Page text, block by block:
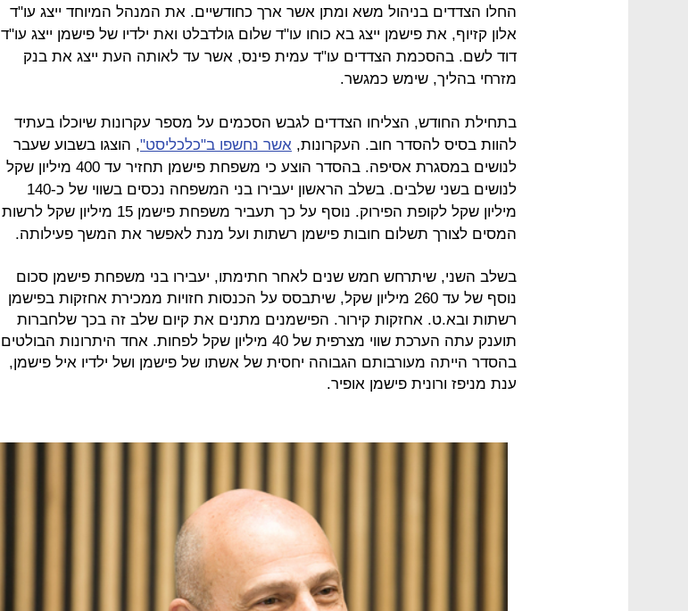
החלו הצדדים בניהול משא ומתן אשר ארך כחודשיים. את המנהל המיוחד ייצג עו"ד
אלון קזיוף, את פישמן ייצג בא כוחו עו"ד שלום גולדבלט ואת ילדיו של פישמן ייצג עו"ד
דוד לשם. בהסכמת הצדדים עו"ד עמית פינס, אשר עד לאותה העת ייצג את בנק
מזרחי בהליך, שימש כמגשר.
בתחילת החודש, הצליחו הצדדים לגבש הסכמים על מספר עקרונות שיוכלו בעתיד
להוות בסיס להסדר חוב. העקרונות, אשר נחשפו ב"כלכליסט", הוצגו בשבוע שעבר
לנושים במסגרת אסיפה. בהסדר הוצע כי משפחת פישמן תחזיר עד 400 מיליון שקל
לנושים בשני שלבים. בשלב הראשון יעבירו בני המשפחה נכסים בשווי של כ-140
מיליון שקל לקופת הפירוק. נוסף על כך תעביר משפחת פישמן 15 מיליון שקל לרשות
המסים לצורך תשלום חובות פישמן רשתות ועל מנת לאפשר את המשך פעילותה.
בשלב השני, שיתרחש חמש שנים לאחר חתימתו, יעבירו בני משפחת פישמן סכום
נוסף של עד 260 מיליון שקל, שיתבסס על הכנסות חזויות ממכירת אחזקות בפישמן
רשתות ובא.ט. אחזקות קירור. הפישמנים מתנים את קיום שלב זה בכך שלחברות
תוענק עתה הערכת שווי מצרפית של 40 מיליון שקל לפחות. אחד היתרונות הבולטים
בהסדר הייתה מעורבותם הגבוהה יחסית של אשתו של פישמן ושל ילדיו איל פישמן,
ענת מניפז ורונית פישמן אופיר.